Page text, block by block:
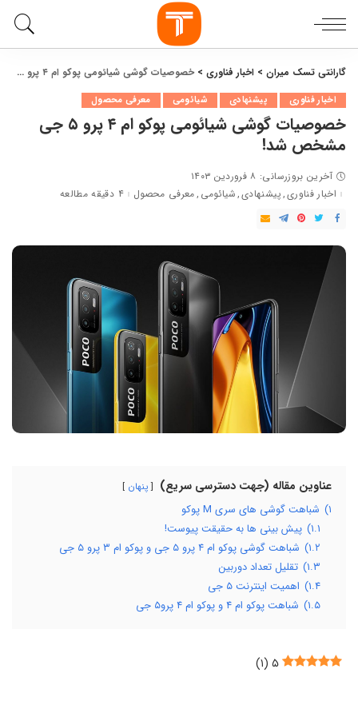
گارانتی تسک میران > اخبار فناوری >خصوصیات گوشی شیائومی پوکو ام ۴ پرو ۵ جی مشخص شد!
اخبار فناوری پیشنهادی شیائومی معرفی محصول
خصوصیات گوشی شیائومی پوکو ام ۴ پرو ۵ جی
مشخص شد!
آخرین بروزرسانی: ۸ فروردین ۱۴۰۳
اخبار فناوری پیشنهادی شیائومی معرفی محصول ۴ دقیقه مطالعه
عناوین مقاله (جهت دسترسی سریع) پنهان
۱) شباهت گوشی های سری M پوکو
۱.۱) پیش بینی ها به حقیقت پیوست!
۱.۲) شباهت گوشی پوکو ام ۴ پرو ۵ جی و پوکو ام ۳ پرو ۵ جی
۱.۳) تقلیل تعداد دوربین
۱.۴) اهمیت اینترنت ۵ جی
۱.۵) شباهت پوکو ام ۴ و پوکو ام ۴ پرو۵ جی
۵ (۱)